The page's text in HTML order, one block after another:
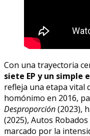
Con una trayectoria
siete EP y un simple
refleja una etapa vital
homónimo en 2016,
Desproporción(2023),
(2025), Autos
marcado por la